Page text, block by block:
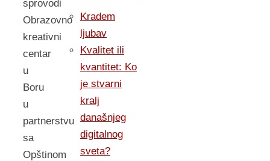
sprovodi
Obrazovno
kreativni
centar
u
Boru
u
partnerstvu
sa
Opštinom
Kradem
ljubav
Kvalitet ili
kvantitet: Ko
je stvarni
kralj
današnjeg
digitalnog
sveta?